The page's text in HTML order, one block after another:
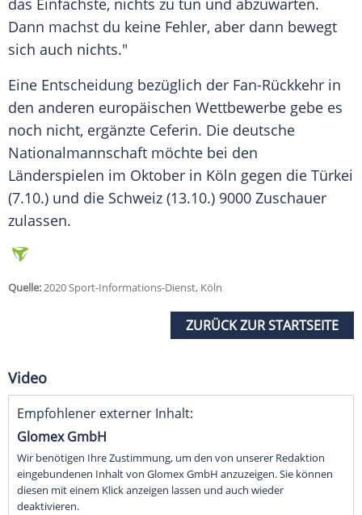
das Einfachste, nichts zu tun und abzuwarten.
Dann machst du keine Fehler, aber dann bewegt
sich auch nichts."
Eine Entscheidung bezüglich der Fan-Rückkehr in
den anderen europäischen Wettbewerbe gebe es
noch nicht, ergänzte Ceferin. Die deutsche
Nationalmannschaft möchte bei den
Länderspielen im Oktober in Köln gegen die Türkei
(7.10.) und die Schweiz (13.10.) 9000 Zuschauer
zulassen.
Quelle:2020 Sport-Informations-Dienst, Köln
ZURÜCK ZUR STARTSEITE
Video
Empfohlener externer Inhalt:
Glomex GmbH
Wir benötigen Ihre Zustimmung, um den von unserer Redaktion
eingebundenen Inhalt von Glomex GmbH anzuzeigen. Sie können
diesen mit einem Klick anzeigen lassen und auch wieder
deaktivieren.